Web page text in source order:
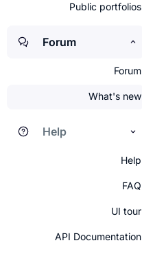
Public portfolios
Forum
Forum
What's new
Help
Help
FAQ
UI tour
API Documentation